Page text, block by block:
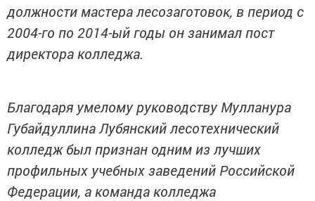
должности мастера лесозаготовок, в период с
2004-го по 2014-ый годы он занимал пост
директора колледжа.
Благодаря умелому руководству Мулланура
Губайдуллина Лубянский лесотехнический
колледж был признан одним из лучших
профильных учебных заведений Российской
Федерации, а команда колледжа